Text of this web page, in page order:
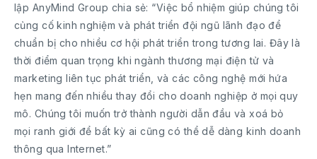
lập AnyMind Group chia sẻ: “Việc bổ nhiệm giúp chúng tôi
củng cố kinh nghiệm và phát triển đội ngũ lãnh đạo để
chuẩn bị cho nhiều cơ hội phát triển trong tương lai. Đây là
thời điểm quan trọng khi ngành thương mại điện tử và
marketing liên tục phát triển, và các công nghệ mới hứa
hẹn mang đến nhiều thay đổi cho doanh nghiệp ở mọi quy
mô. Chúng tôi muốn trở thành người dẫn đầu và xoá bỏ
mọi ranh giới để bất kỳ ai cũng có thể dễ dàng kinh doanh
thông qua Internet.”